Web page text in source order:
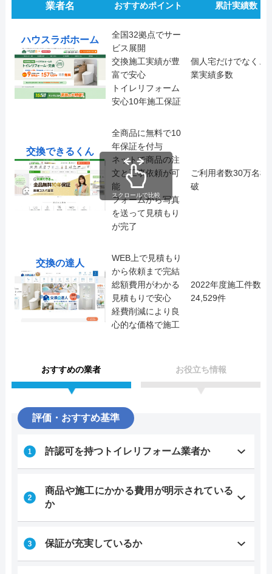
業者名 おすすめポイント 累計実績数
ハウスラボホーム
全国32拠点でサー
ビス展開
交換施工実績が豊
富で安心
トイレリフォーム
安心10年施工保証
個人宅だけでなく、
業実績多数
交換できるくん
全商品に無料で10
年保証を付与
ネットで商品の注
文と工事依頼が可
能
フォームから写真
を送って見積もり
が完了
ご利用者数30万名様
破
交換の達人
WEB上で見積もり
から依頼まで完結
総額費用がわかる
見積もりで安心
経費削減により良
心的な価格で施工
2022年度施工件数
24,529件
スクロールで比較
おすすめの業者 お役立ち情報
評価・おすすめ基準
許認可を持つトイレリフォーム業者か
商品や施工にかかる費用が明示されている
か
保証が充実しているか